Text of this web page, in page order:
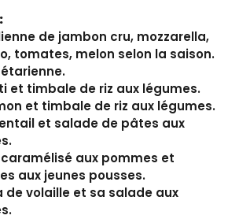
de jambon cru, mozzarella,
tomates, melon selon la saison.
et timbale de riz aux légumes.
et timbale de riz aux légumes.
et salade de pâtes aux
aux pommes et
aux jeunes pousses.
de volaille et sa salade aux